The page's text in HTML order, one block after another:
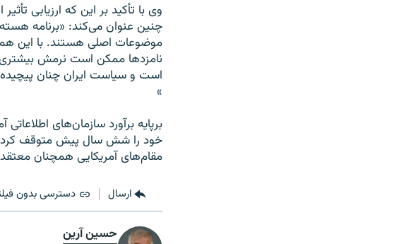
وی با تأکيد بر اين که ارزيابی
چنين عنوان می‌کند: «برنامه
موضوعات اصلی هستند. با اين
نامزدها ممکن است نرمش
است و سياست ايران چنان
»
برپايه برآورد سازمان‌های
خود را شش سال پيش متوقف کرد
مقام‌های آمريکايی همچنان
ارسال دسترسی بدون
حسین آرین